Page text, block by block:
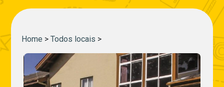
Home > Todos locais >